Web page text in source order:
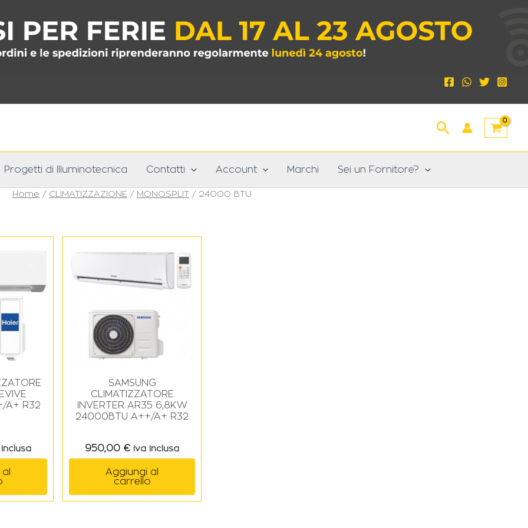
Cerca
Progetti di Illuminotecnica Contatti Account Marchi Sei un Fornitore?
Home / CLIMATIZZAZIONE / MONOSPLIT / 24000 BTU
A+ R32
Inclusa
SAMSUNG
CLIMATIZZATORE
INVERTER AR35 6,8KW
24000BTU A++/A+ R32
950,00 € Iva Inclusa
Aggiungi al
carrello